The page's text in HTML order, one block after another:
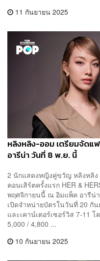
11 กันยายน 2025
หลิงหลิง-ออม เตรียมจัดแ
อารีน่า วันที่ 8 พ.ย. นี้
2 นักแสดงหญิงคู่ขวัญ หลิงหลิ
คอนเสิร์ตครั้งแรก HER &
พฤศจิกายนนี้ ณ อิมแพ็ค อารีน่
เปิดจำหน่ายบัตรในวันที่ 20 กัน
และเคาน์เตอร์เซอร์วิส 7-11
5,000 / 4,800 ...
10 กันยายน 2025